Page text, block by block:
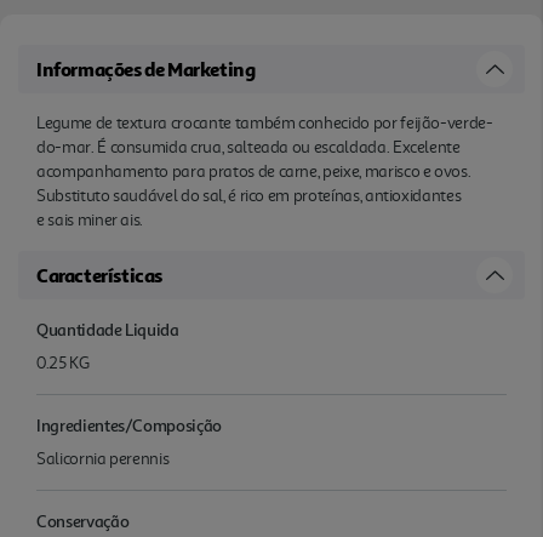
Informações de Marketing
Legume de textura crocante também conhecido por feijão-verde-
do-mar. É consumida crua, salteada ou escaldada. Excelente
acompanhamento para pratos de carne, peixe, marisco e ovos.
Substituto saudável do sal, é rico em proteínas, antioxidantes
e sais miner ais.
Características
Quantidade Liquida
0.25 KG
Ingredientes/Composição
Salicornia perennis
Conservação